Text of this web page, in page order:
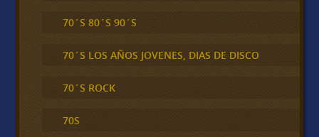
70´S 80´S 90´S
70´S LOS AÑOS JOVENES, DIAS DE DISCO
70´S ROCK
70S